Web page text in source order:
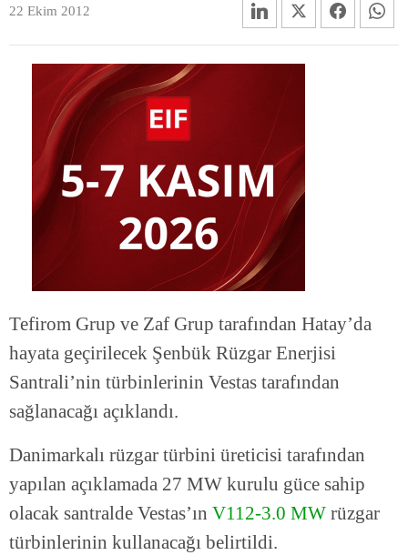
22 Ekim 2012
Tefirom Grup ve Zaf Grup tarafından Hatay’da
hayata geçirilecek Şenbük Rüzgar Enerjisi
Santrali’nin türbinlerinin Vestas tarafından
sağlanacağı açıklandı.
Danimarkalı rüzgar türbini üreticisi tarafından
yapılan açıklamada 27 MW kurulu güce sahip
olacak santralde Vestas’ın V112-3.0 MW rüzgar
türbinlerinin kullanacağı belirtildi.